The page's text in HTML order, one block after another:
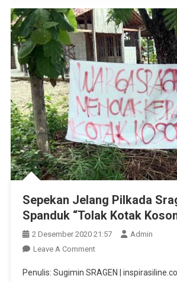
Sepekan Jelang Pilkada
Spanduk “Tolak Kotak
2 Desember 2020 21:57
Admin
Leave A CommentOn
Jelang
Penulis: Sugimin SRAGEN |